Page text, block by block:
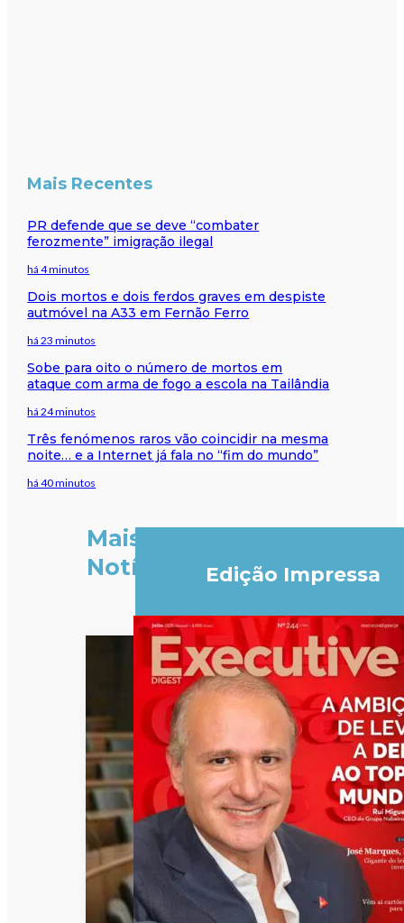
Mais Recentes
PR defende que se deve “combater
ferozmente” imigração ilegal
há 4 minutos
Dois mortos e dois ferdos graves em despiste
autmóvel na A33 em Fernão Ferro
há 23 minutos
Sobe para oito o número de mortos em
ataque com arma de fogo a escola na Tailândia
há 24 minutos
Três fenómenos raros vão coincidir na mesma
noite… e a Internet já fala no “fim do mundo”
há 40 minutos
Mais
Notícias
Edição Impressa